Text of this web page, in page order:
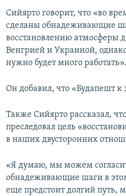
Сийярто говорит, что «во
сделаны обнадеживающие
восстановлению атмосферы
Венгрией и Украиной,
нужно будет много работать».
Он добавил, что «Будапешт к
Также Сийярто рассказал,
преследовал цель
в наших двусторонних
«Я думаю, мы можем
обнадеживающие шаги в
еще предстоит долгий путь,